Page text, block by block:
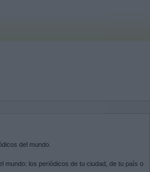
del mundo.
mundo: los periódicos de tu ciudad, de tu país o